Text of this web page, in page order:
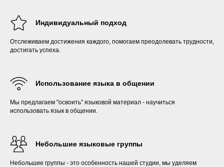
Индивидуальный подход
Отслеживаем достижения каждого, помогаем преодолевать трудности,
достигать успеха.
Использование языка в общении
Мы предлагаем "освоить" языковой материал - научиться
использовать язык в общении.
Небольшие языковые группы
Небольшие группы - это особенность нашей студии, мы уделяем